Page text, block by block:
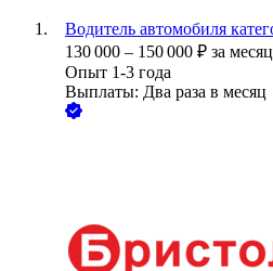
Водитель автомобиля
130 000 – 150 000 ₽ за
Опыт 1-3 года
Выплаты: Два раза в месяц